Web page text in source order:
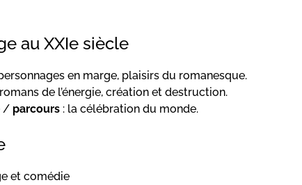
au XXIe siècle
en marge, plaisirs du romanesque.
de l’énergie, création et destruction.
/ parcours : la célébration du monde.
et comédie